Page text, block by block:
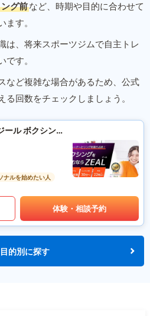
グ前など、時期や目的に合わせて
す。
は、将来スポーツジムで自主トレ
す。
など複雑な場合があるため、公式
回数をチェックしましょう。
ZEAL BOXING FITNESS（ジール ボクシング フィットネス）
ナルを始めたい人
体験・相談予約
的別に探す